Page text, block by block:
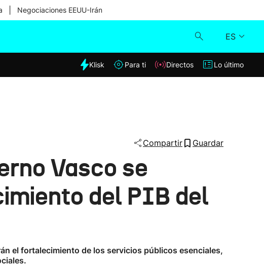
Negociaciones EEUU-Irán
ES
Klisk
Klisk Para ti Directos Lo último
Compartir Guardar
Vasco se
del PIB del
el fortalecimiento de los servicios públicos esenciales,